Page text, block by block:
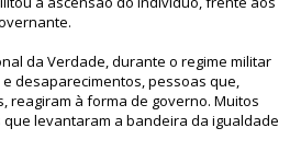
da Verdade, durante o regime militar
desaparecimentos, pessoas que,
reagiram à forma de governo. Muitos
levantaram a bandeira da igualdade